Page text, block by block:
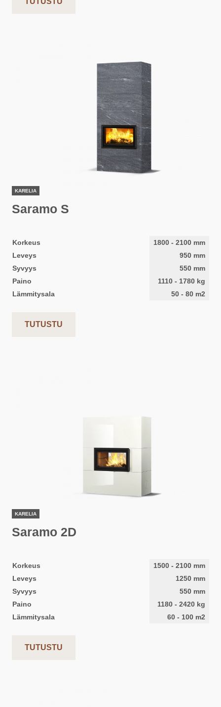
KARELIA
Saramo S
Korkeus 1800 - 2100 mm
Leveys
950 mm
Syvyys
550 mm
Paino
1110 - 1780 kg
Lämmitysala
50 - 80 m2
TUTUSTU
KARELIA
Saramo 2D
Korkeus 1500 - 2100 mm
Leveys
1250 mm
Syvyys
550 mm
Paino
1180 - 2420 kg
Lämmitysala
60 - 100 m2
TUTUSTU